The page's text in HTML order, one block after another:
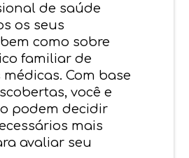
de saúde
os seus
como sobre
familiar de
Com base
você e
podem decidir
mais
avaliar seu